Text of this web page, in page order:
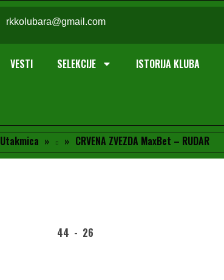
rkkolubara@gmail.com
VESTI SELEKCIJE ISTORIJA KLUBA
Utakmica CRVENA ZVEZDA MaxBet – RUDAR
44 - 26